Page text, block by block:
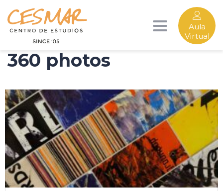
Toggle
Aula
Virtual
360 photos